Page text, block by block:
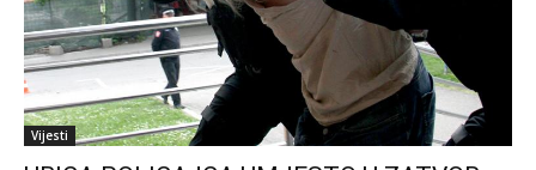
Vijesti